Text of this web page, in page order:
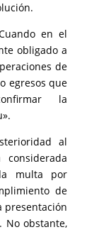
en el
obligado a
de
egresos que
la
al
multa por
de
presentación
No obstante,